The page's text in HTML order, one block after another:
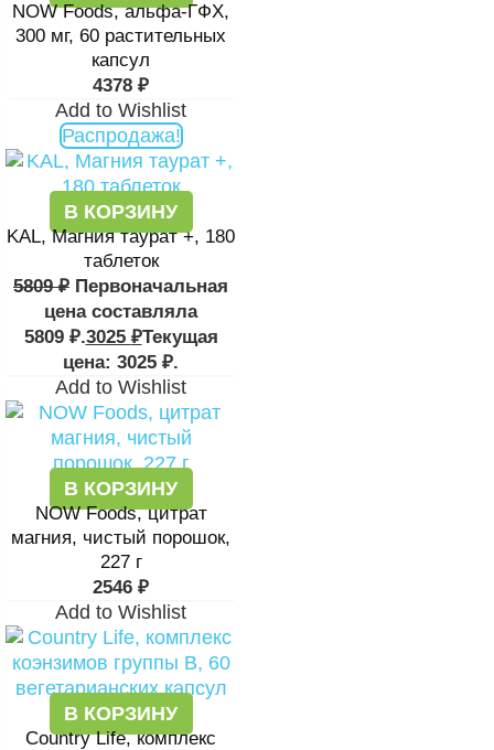
NOW Foods, альфа-ГФХ,
300 мг, 60 растительных
капсул
4378 ₽
Add to Wishlist
Распродажа!
В КОРЗИНУ
KAL, Магния таурат +, 180
таблеток
5809₽ Первоначальная
цена составляла
5809 ₽.3025 ₽Текущая
цена: 3025 ₽.
Add to Wishlist
В КОРЗИНУ
NOW Foods, цитрат
магния, чистый порошок,
227 г
2546 ₽
Add to Wishlist
В КОРЗИНУ
Country Life, комплекс